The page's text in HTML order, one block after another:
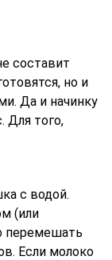
составит
но и
Да и начинку
Для того,
с водой.
(или
перемешать
Если молоко